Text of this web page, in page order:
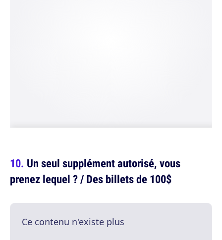
Un seul supplément autorisé, vous
prenez lequel ? / Des billets de 100$
Ce contenu n'existe plus